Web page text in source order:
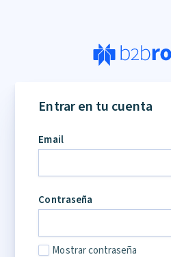
Entrar en tu cuenta
Email
Contraseña
Mostrar contraseña